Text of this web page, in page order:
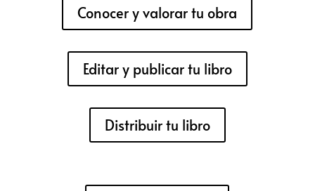
Conocer y valorar tu obra
Editar y publicar tu libro
Distribuir tu libro